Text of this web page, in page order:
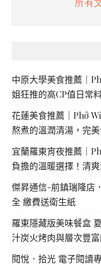
中原大學美食推薦｜
姐狂推的高CP值日常
花蓮美食推薦｜Phở
熬煮的溫潤清湯，完
宜蘭羅東宵夜推薦｜
負擔的溫暖選擇！清
傑昇通信-前鎮瑞隆店
全 繳費送衛生紙
羅東隱藏版美味餐盒
汁炭火烤肉與層次豐
閱悅．拾光 電子閱讀